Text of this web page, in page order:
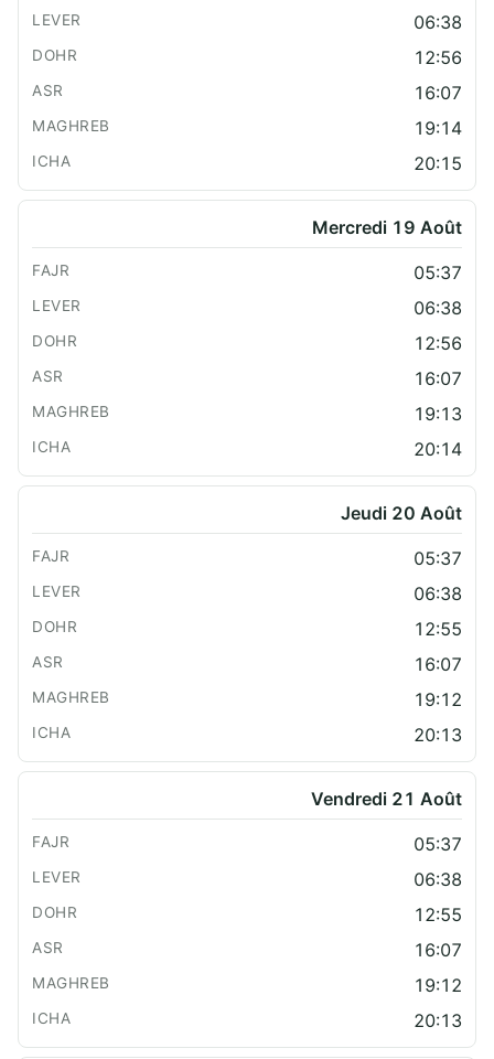
06:38
12:56
16:07
19:14
20:15
Mercredi 19 Août
05:37
06:38
12:56
16:07
19:13
20:14
Jeudi 20 Août
05:37
06:38
12:55
16:07
19:12
20:13
Vendredi 21 Août
05:37
06:38
12:55
16:07
19:12
20:13